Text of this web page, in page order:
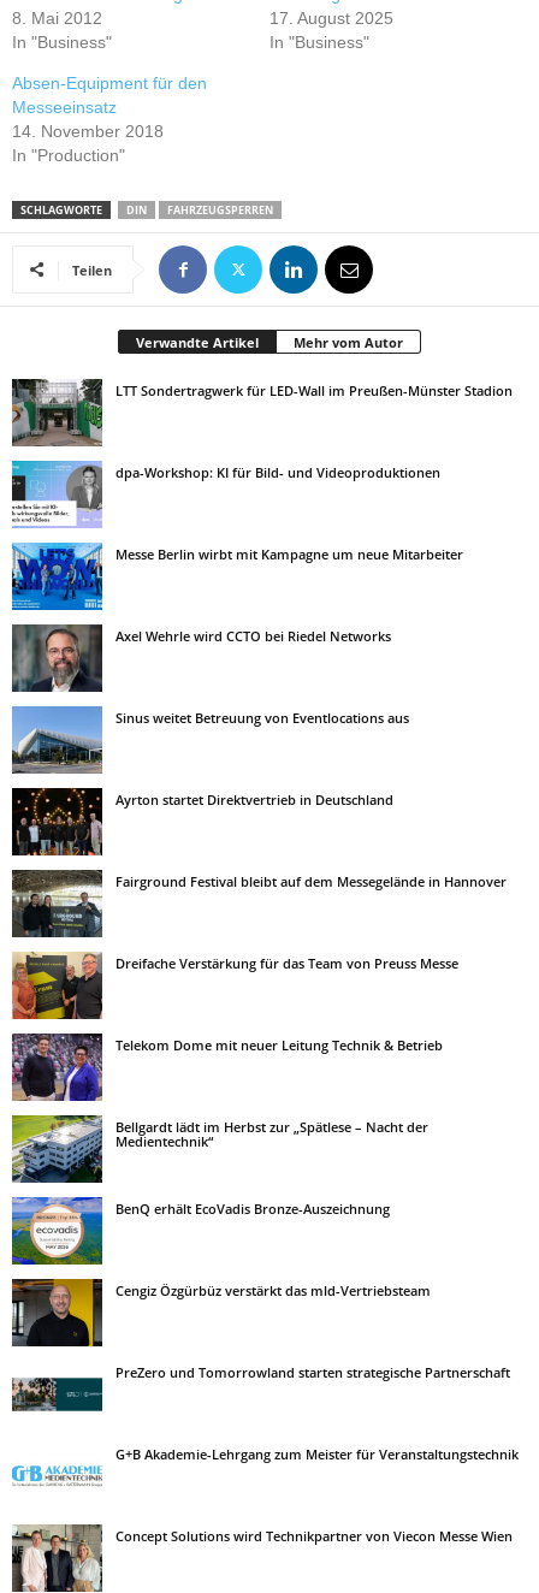
8. Mai 2012
In "Business"
17. August 2025
In "Business"
Absen-Equipment für den
Messeeinsatz
14. November 2018
In "Production"
SCHLAGWORTE DIN FAHRZEUGSPERREN
Teilen
Verwandte Artikel Mehr vom Autor
LTT Sondertragwerk für LED-Wall im Preußen-Münster Stadion
dpa-Workshop: KI für Bild- und Videoproduktionen
Messe Berlin wirbt mit Kampagne um neue Mitarbeiter
Axel Wehrle wird CCTO bei Riedel Networks
Sinus weitet Betreuung von Eventlocations aus
Ayrton startet Direktvertrieb in Deutschland
Fairground Festival bleibt auf dem Messegelände in Hannover
Dreifache Verstärkung für das Team von Preuss Messe
Telekom Dome mit neuer Leitung Technik & Betrieb
Bellgardt lädt im Herbst zur „Spätlese – Nacht der
Medientechnik“
BenQ erhält EcoVadis Bronze-Auszeichnung
Cengiz Özgürbüz verstärkt das mld-Vertriebsteam
PreZero und Tomorrowland starten strategische Partnerschaft
G+B Akademie-Lehrgang zum Meister für Veranstaltungstechnik
Concept Solutions wird Technikpartner von Viecon Messe Wien